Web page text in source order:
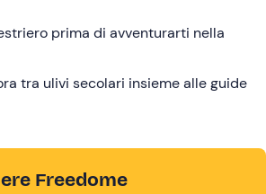
prima di avventurarti nella
tra ulivi secolari insieme alle guide
Freedome